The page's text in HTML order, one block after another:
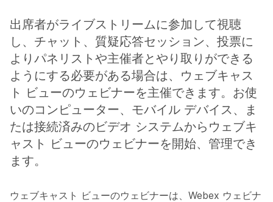
出席者がライブストリームに参加して視聴
し、チャット、質疑応答セッション、投票に
よりパネリストや主催者とやり取りができる
ようにする必要がある場合は、ウェブキャス
ト ビューのウェビナーを主催できます。お使
いのコンピューター、モバイル デバイス、ま
たは接続済みのビデオ システムからウェブキ
ャスト ビューのウェビナーを開始、管理でき
ます。
ウェブキャスト ビューのウェビナーは、Webex ウェビナ